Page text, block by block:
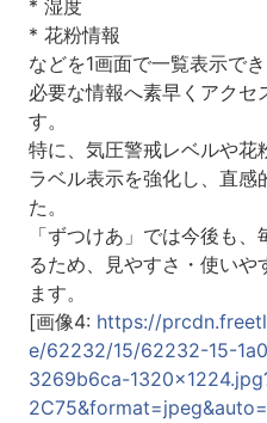
* 湿度
* 花粉情報
などを1画面で一覧表示で
必要な情報へ素早くアクセ
す。
特に、気圧警戒レベルや花
ラベル表示を強化し、直感
た。
「ずつけあ」では今後も
るため、見やすさ・使いや
ます。
[画像4: https://
e/62232/15/62232-15-
3269b6ca-